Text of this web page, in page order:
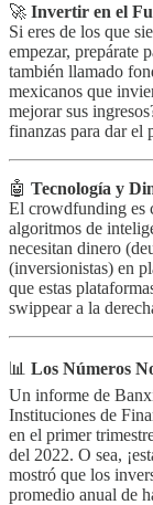
🚀 Invertir en el
Si eres de los que
empezar, prepárate
también llamado
mexicanos que
mejorar sus
finanzas para dar el
🤖 Tecnología y
El crowdfunding es
algoritmos de
necesitan dinero
(inversionistas) en
que estas
swippear a la
📊 Los Números
Un informe de
Instituciones de
en el primer
del 2022. O sea,
mostró que los
promedio anual de